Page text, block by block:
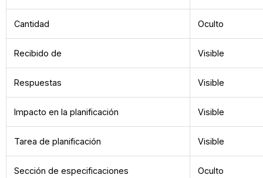
Cantidad Oculto
Recibido de Visible
Respuestas Visible
Impacto en la planificación Visible
Tarea de planificación Visible
Sección de especificaciones Oculto